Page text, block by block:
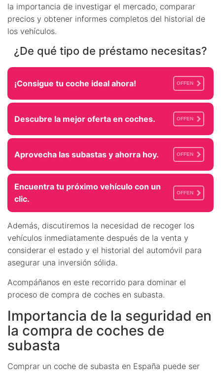
la importancia de investigar el mercado, comparar
precios y obtener informes completos del historial de
los vehículos.
¿De qué tipo de préstamo necesitas?
¡Consigue tu coche ideal ahora! OFFEN
Descubre la mejor oferta en coches. OFFEN
Aprovecha las subastas y ahorra hoy. OFFEN
Encuentra tu próximo vehículo con un
clic.
OFFEN
Además, discutiremos la necesidad de recoger los
vehículos inmediatamente después de la venta y
considerar el estado y el historial del automóvil para
asegurar una inversión sólida.
Acompáñanos en este recorrido para dominar el
proceso de compra de coches en subasta.
Importancia de la seguridad en
la compra de coches de
subasta
Comprar un coche de subasta en España puede ser